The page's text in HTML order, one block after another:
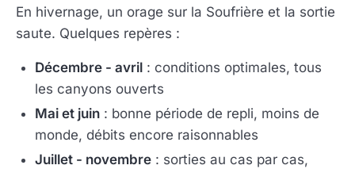
En hivernage, un orage sur la Soufrière et la sortie
saute. Quelques repères :
Décembre - avril : conditions optimales, tous
les canyons ouverts
Mai et juin : bonne période de repli, moins de
monde, débits encore raisonnables
Juillet - novembre : sorties au cas par cas,